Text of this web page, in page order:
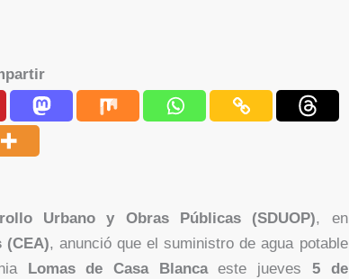
Urbano y Obras Públicas (SDUOP), en
(CEA), anunció que el suministro de agua potable
Lomas de Casa Blancaeste jueves 5 de